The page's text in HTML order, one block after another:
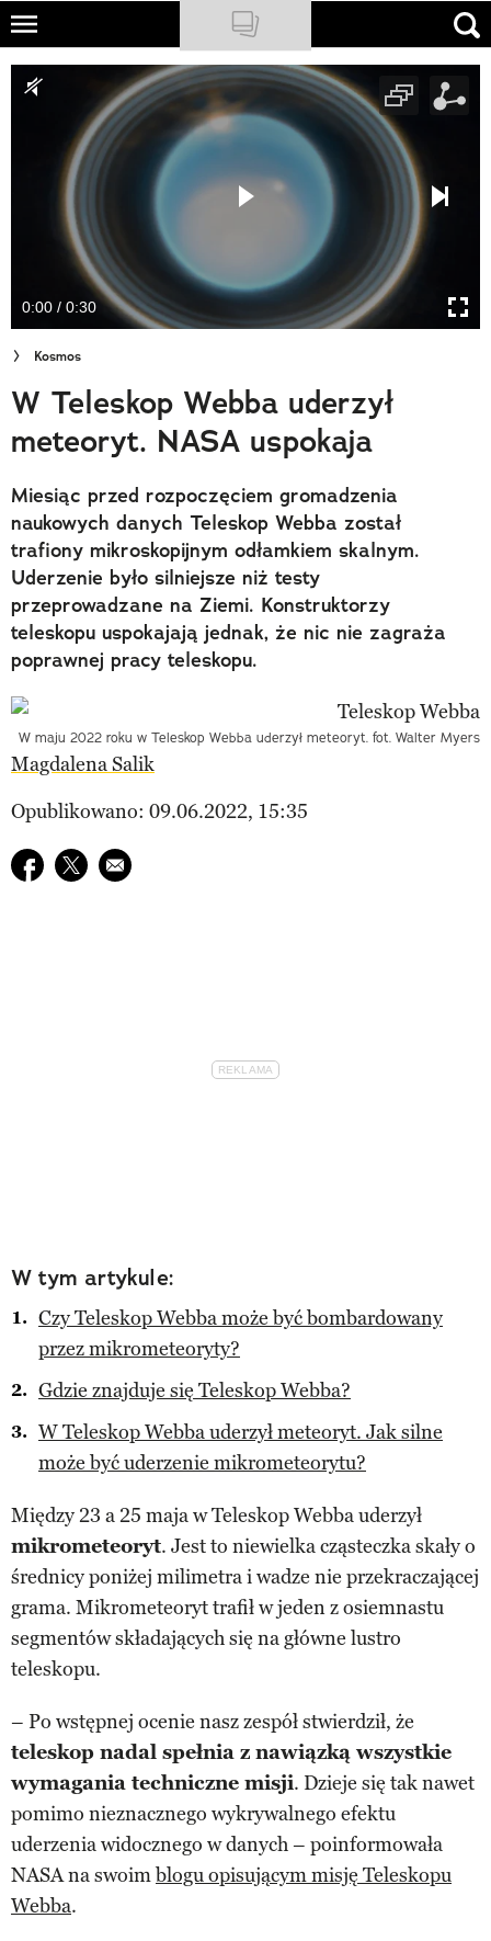
Skip
main
NATIONAL GEOGRAPHIC
TRAVELER
PODCASTY
Newsletter
Cuda Polski
Wielki Konkurs Fotograficzny
Trendbook Podróżniczy
Polecane
0:00 / 0:30
Kosmos
W Teleskop Webba uderzył
meteoryt. NASA uspokaja
Miesiąc przed rozpoczęciem gromadzenia
naukowych danych Teleskop Webba został
trafiony mikroskopijnym odłamkiem skalnym.
Uderzenie było silniejsze niż testy
przeprowadzane na Ziemi. Konstruktorzy
teleskopu uspokajają jednak, że nic nie zagraża
poprawnej pracy teleskopu.
W maju 2022 roku w Teleskop Webba uderzył meteoryt. fot. Walter Myers
Magdalena Salik
Opublikowano: 09.06.2022, 15:35
Udostępnij na facebook
Udostępnij na twitter
E-mail do przyjaciela
W tym artykule:
Czy Teleskop Webba może być bombardowany
przez mikrometeoryty?
Gdzie znajduje się Teleskop Webba?
W Teleskop Webba uderzył meteoryt. Jak silne
może być uderzenie mikrometeorytu?
Między 23 a 25 maja w Teleskop Webba uderzył
mikrometeoryt. Jest to niewielka cząsteczka skały o
średnicy poniżej milimetra i wadze nie przekraczającej
grama. Mikrometeoryt trafił w jeden z osiemnastu
segmentów składających się na główne lustro
teleskopu.
– Po wstępnej ocenie nasz zespół stwierdził, że
teleskop nadal spełnia z nawiązką wszystkie
wymagania techniczne misji. Dzieje się tak nawet
pomimo nieznacznego wykrywalnego efektu
uderzenia widocznego w danych – poinformowała
NASA na swoimblogu opisującym misję Teleskopu
Webba.